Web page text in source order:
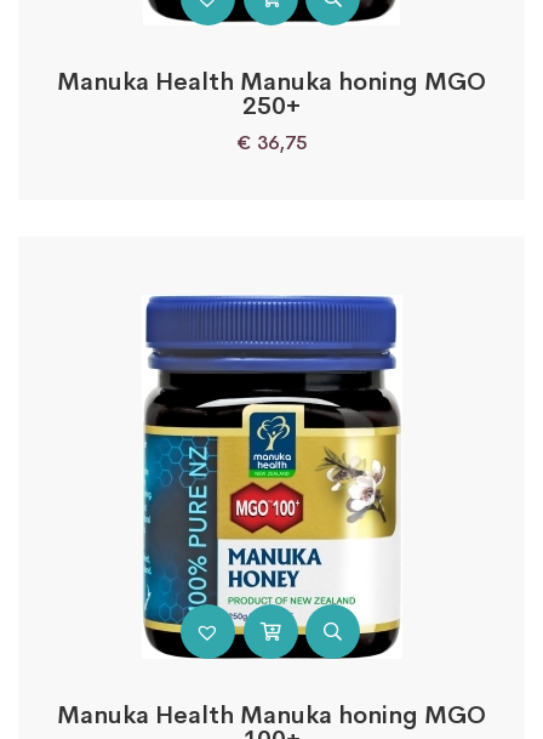
Manuka Health Manuka honing MGO
250+
€ 36,75
Manuka Health Manuka honing MGO